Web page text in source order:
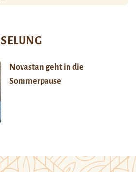
Novastan geht in die
Sommerpause